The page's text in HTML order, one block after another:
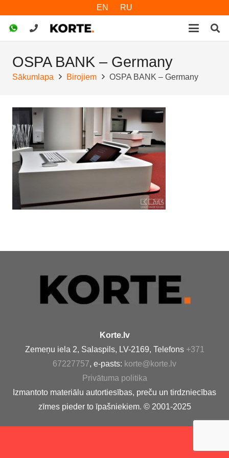
EN RU
OSPA BANK – Germany
Sākumlapa Birojiem OSPA BANK – Germany
Korte.lv
Zemeņu iela 2, Salaspils, LV-2169, Telefons +371
67227757, e-pasts: korte@korte.lv
Privātuma politika
Izmantoto materiālu autortiesības, preču un tirdzniecības
zīmes pieder to īpašniekiem. © 2001-2025